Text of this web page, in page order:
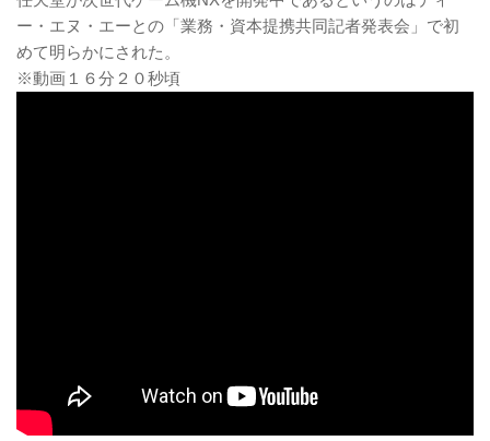
ー・エヌ・エーとの「業務・資本提携共同記者発表会」で初
めて明らかにされた。
※動画１６分２０秒頃